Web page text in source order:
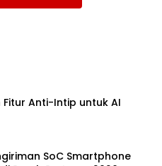
Fitur Anti-Intip untuk AI
SoC Smartphone